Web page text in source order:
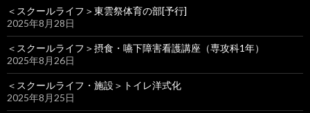
＜スクールライフ＞東雲祭体育の部[予行]
2025年8月28日
＜スクールライフ＞摂食・嚥下障害看護講座（専攻科1年）
2025年8月26日
＜スクールライフ・施設＞トイレ洋式化
2025年8月25日